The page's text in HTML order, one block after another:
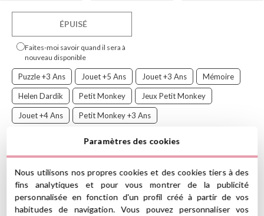
Faites-moi savoir quand il sera à
nouveau disponible
ÉPUISÉ
Puzzle +3 Ans Jouet +5 Ans Jouet +3 Ans Mémoire
Helen Dardik Petit Monkey Jeux Petit Monkey
Jouet +4 Ans Petit Monkey +3 Ans
Ceci est une combinaison classique et jeu de mémoire pour les
tout-petits.
Les 4 plateaux de jeu, forêt, mer, jungle et animaux sauvages sont
Paramètres des cookies
Nous utilisons nos propres cookies et des cookies tiers à des
fins analytiques et pour vous montrer de la publicité
personnalisée en fonction d'un profil créé à partir de vos
habitudes de navigation. Vous pouvez personnaliser vos